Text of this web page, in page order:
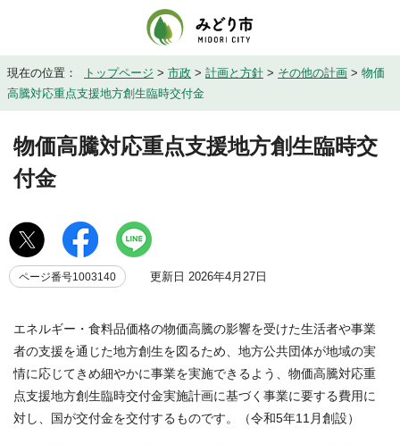
現在の位置： トップページ > 市政 > 計画と方針 > その他の計画 > 物価
高騰対応重点支援地方創生臨時交付金
物価高騰対応重点支援地方創生臨時交
付金
ページ番号1003140 更新日 2026年4月27日
エネルギー・食料品価格の物価高騰の影響を受けた生活者や事業
者の支援を通じた地方創生を図るため、地方公共団体が地域の実
情に応じてきめ細やかに事業を実施できるよう、物価高騰対応重
点支援地方創生臨時交付金実施計画に基づく事業に要する費用に
対し、国が交付金を交付するものです。（令和5年11月創設）